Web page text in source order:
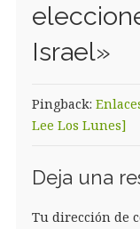
Israel»
Pingback:
Lee Los Lunes]
Deja una
Tu dirección de